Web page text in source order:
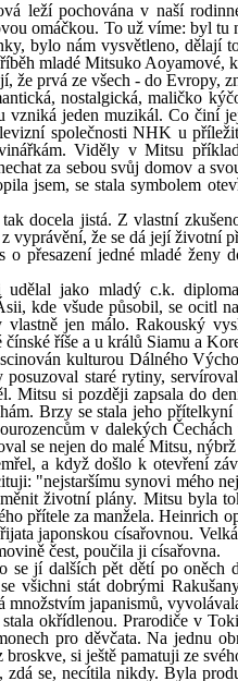
leží pochována v naší
omáčkou. To už víme: byl
bylo nám vysvětleno, dělají
mladé Mitsuko Aoyamové,
že prvá ze všech - do Evropy,
nostalgická, maličko
jeden muzikál. Co činí
společnosti NHK u
Viděly v Mitsu
za sebou svůj domov a
jsem, se stala symbolem
docela jistá. Z vlastní
vyprávění, že se dá její životní
o přesazení jedné mladé
udělal jako mladý c.k.
kde všude působil, se ocitl
jen málo. Rakouský
říše a u králů Siamu a
kulturou Dálného
staré rytiny,
Mitsu si později zapsala do
Brzy se stala jeho
v dalekých
se nejen do malé Mitsu,
a když došlo k otevření
"nejstaršímu synovi mého
životní plány. Mitsu byla
přítele za manžela. Heinrich
japonskou císařovnou.
čest, poučila ji císařovna.
se jí dalších pět dětí po oněch
všichni stát dobrými
množstvím japanismů,
okřídlenou. Prarodiče v
pro děvčata. Na jednu
si ještě pamatuji ze
se, necítila nikdy. Byla